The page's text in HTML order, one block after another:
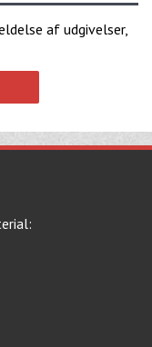
af udgivelser,